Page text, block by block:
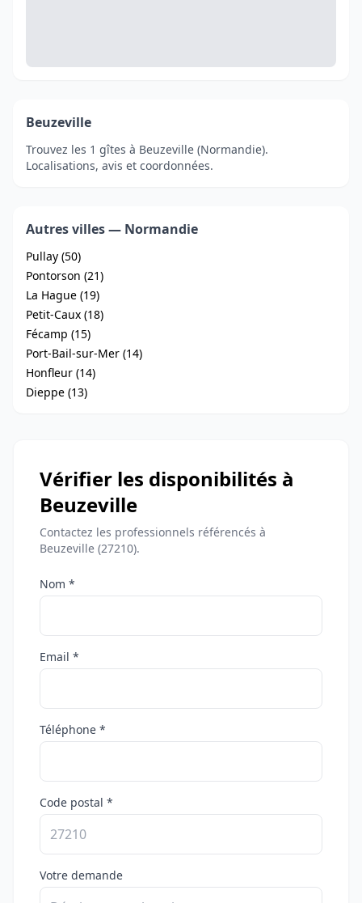
Beuzeville
Trouvez les 1 gîtes à Beuzeville (Normandie).
Localisations, avis et coordonnées.
Autres villes — Normandie
Pullay (50)
Pontorson (21)
La Hague (19)
Petit-Caux (18)
Fécamp (15)
Port-Bail-sur-Mer (14)
Honfleur (14)
Dieppe (13)
Vérifier les disponibilités à
Beuzeville
Contactez les professionnels référencés à
Beuzeville (27210).
Nom *
Email *
Téléphone *
Code postal *
Votre demande